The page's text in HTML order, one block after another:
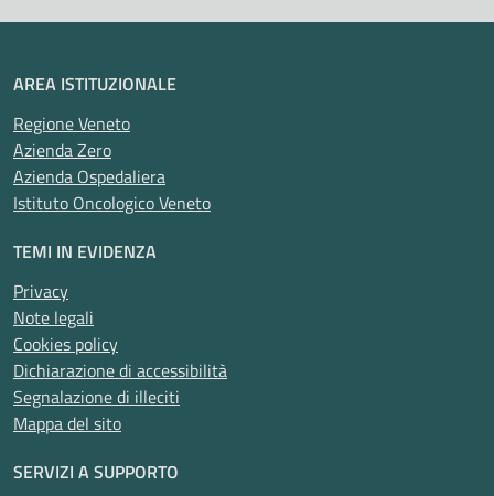
AREA ISTITUZIONALE
Regione Veneto
Azienda Zero
Azienda Ospedaliera
Istituto Oncologico Veneto
TEMI IN EVIDENZA
Privacy
Note legali
Cookies policy
Dichiarazione di accessibilità
Segnalazione di illeciti
Mappa del sito
SERVIZI A SUPPORTO